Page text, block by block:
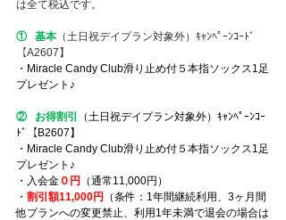
は全て税込です。
①   基本 （土日祝デイプラン対象外）ｷｬﾝﾍﾟｰﾝｺｰﾄﾞ
【A2607】
・Miracle Candy Club滑り止め付５本指ソックス1足
プレゼント♪
②   お得割引
（土日祝デイプラン対象外）ｷｬﾝﾍﾟｰﾝｺｰ
ﾄﾞ【B2607】
・Miracle Candy Club滑り止め付５本指ソックス1足
プレゼント♪
・入会金 ０円
（通常11,000円）
・ 割引額11,000円
（条件：1年間継続利用、3ヶ月間
他プランへの変更禁止、利用1年未満で退会の場合は